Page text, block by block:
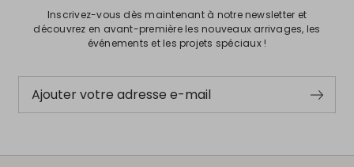
Inscrivez-vous dès maintenant à notre newsletter et
découvrez en avant-première les nouveaux arrivages, les
événements et les projets spéciaux !
Ajouter votre adresse e-mail